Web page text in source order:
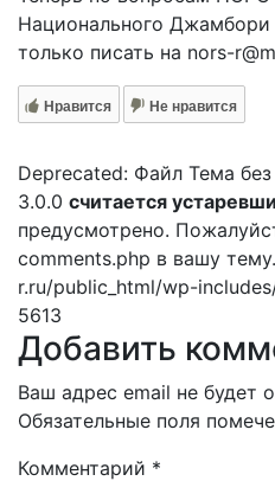
Национального Джамбори
только писать на nors-
Нравится Не нравится
Deprecated: Файл Тема
3.0.0 считается
предусмотрено.
comments.php в вашу
r.ru/public_html/wp-
5613
Добавить
Ваш адрес email не будет
Обязательные поля
Комментарий *